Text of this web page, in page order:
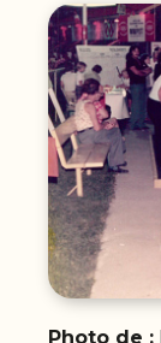
Photo de :